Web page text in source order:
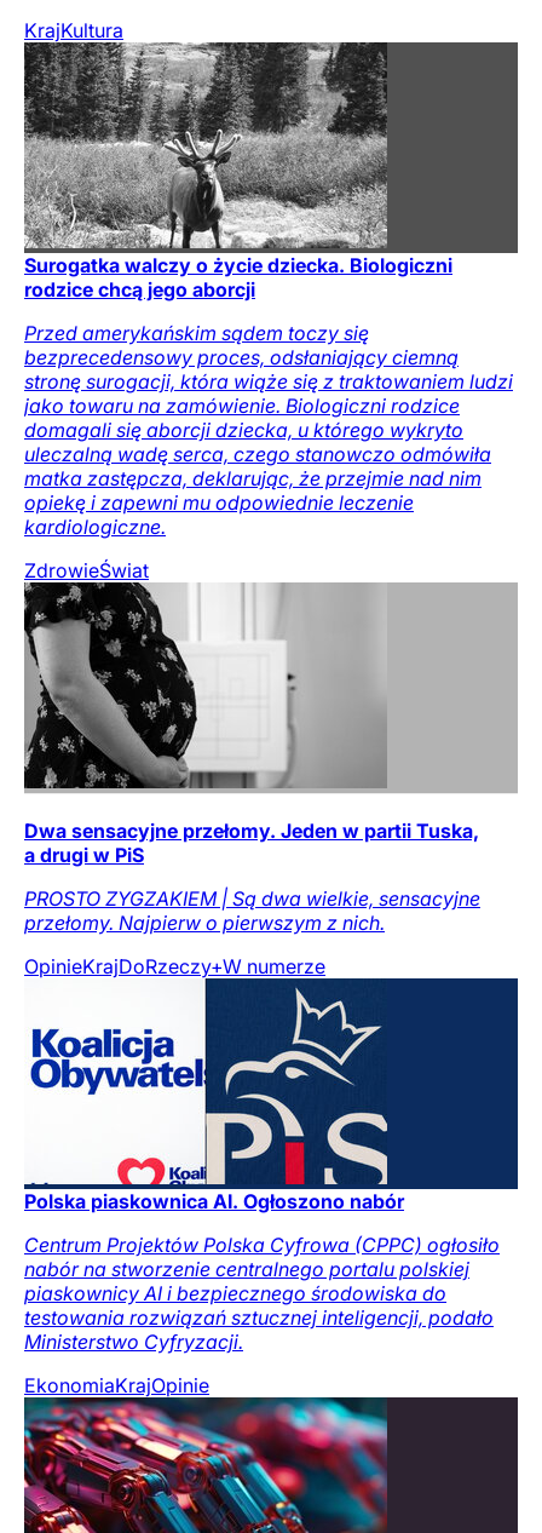
KrajKultura
Surogatka walczy o życie dziecka. Biologiczni
rodzice chcą jego aborcji
Przed amerykańskim sądem toczy się
bezprecedensowy proces, odsłaniający ciemną
stronę surogacji, która wiąże się z traktowaniem ludzi
jako towaru na zamówienie. Biologiczni rodzice
domagali się aborcji dziecka, u którego wykryto
uleczalną wadę serca, czego stanowczo odmówiła
matka zastępcza, deklarując, że przejmie nad nim
opiekę i zapewni mu odpowiednie leczenie
kardiologiczne.
ZdrowieŚwiat
Dwa sensacyjne przełomy. Jeden w partii Tuska,
a drugi w PiS
PROSTO ZYGZAKIEM | Są dwa wielkie, sensacyjne
przełomy. Najpierw o pierwszym z nich.
OpinieKrajDoRzeczy+W numerze
Polska piaskownica AI. Ogłoszono nabór
Centrum Projektów Polska Cyfrowa (CPPC) ogłosiło
nabór na stworzenie centralnego portalu polskiej
piaskownicy AI i bezpiecznego środowiska do
testowania rozwiązań sztucznej inteligencji, podało
Ministerstwo Cyfryzacji.
EkonomiaKrajOpinie